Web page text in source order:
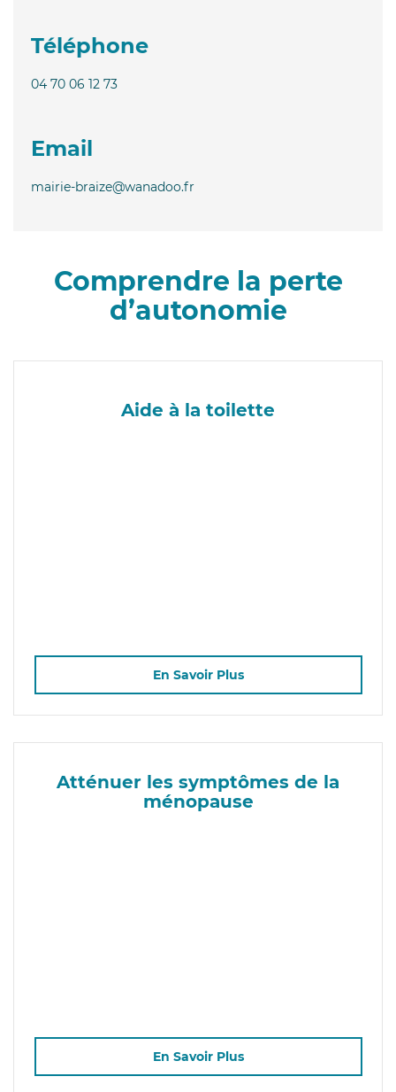
Téléphone
04 70 06 12 73
Email
mairie-braize@wanadoo.fr
Comprendre la perte
d’autonomie
Aide à la toilette
En Savoir Plus
Atténuer les symptômes de la
ménopause
En Savoir Plus